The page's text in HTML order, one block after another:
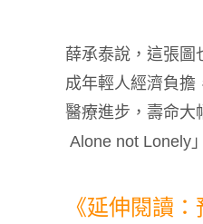
薛承泰說，這張圖
成年輕人經濟負擔
醫療進步，壽命大
Alone not Lonely
《延伸閱讀